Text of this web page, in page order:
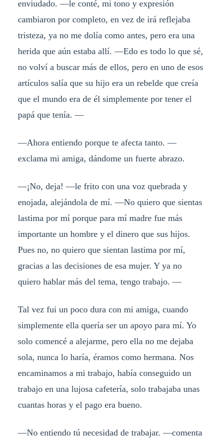
enviudado. —le conté, mi tono y expresión
cambiaron por completo, en vez de irá reflejaba
tristeza, ya no me dolía como antes, pero era una
herida que aún estaba allí. —Edo es todo lo que sé,
no volví a buscar más de ellos, pero en uno de esos
artículos salía que su hijo era un rebelde que creía
que el mundo era de él simplemente por tener el
papá que tenía. —
—Ahora entiendo porque te afecta tanto. —
exclama mi amiga, dándome un fuerte abrazo.
—¡No, deja! —le frito con una voz quebrada y
enojada, alejándola de mí. —No quiero que sientas
lastima por mí porque para mí madre fue más
importante un hombre y el dinero que sus hijos.
Pues no, no quiero que sientan lastima por mí,
gracias a las decisiones de esa mujer. Y ya no
quiero hablar más del tema, tengo trabajo. —
Tal vez fui un poco dura con mi amiga, cuando
simplemente ella quería ser un apoyo para mí. Yo
solo comencé a alejarme, pero ella no me dejaba
sola, nunca lo haría, éramos como hermana. Nos
encaminamos a mi trabajo, había conseguido un
trabajo en una lujosa cafetería, solo trabajaba unas
cuantas horas y el pago era bueno.
—No entiendo tú necesidad de trabajar. —comenta